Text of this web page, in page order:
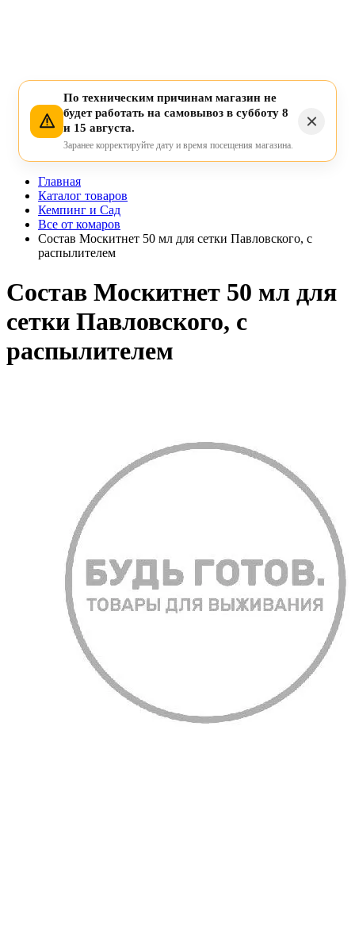
По техническим причинам магазин не
будет работать на самовывоз в субботу 8
и 15 августа.
Заранее корректируйте дату и время посещения магазина.
Главная
Каталог товаров
Кемпинг и Сад
Все от комаров
Состав Москитнет 50 мл для сетки Павловского, с
распылителем
Состав Москитнет 50 мл для
сетки Павловского, с
распылителем